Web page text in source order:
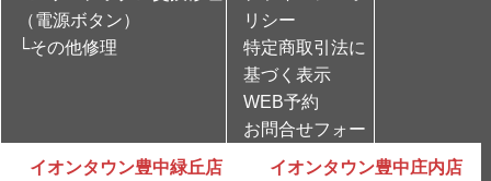
イオンタウン豊中緑丘店 イオンタウン豊中庄内店
（電源ボタン）
└その他修理
リシー
特定商取引法に
基づく表示
WEB予約
お問合せフォー